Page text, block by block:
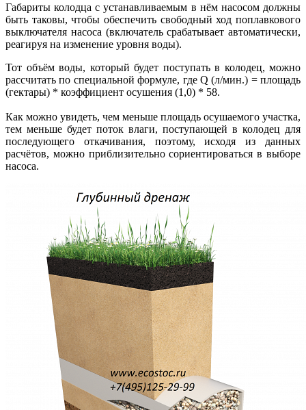
Габариты колодца с устанавливаемым в нём насосом должны
быть таковы, чтобы обеспечить свободный ход поплавкового
выключателя насоса (включатель срабатывает автоматически,
реагируя на изменение уровня воды).
Тот объём воды, который будет поступать в колодец, можно
рассчитать по специальной формуле, где Q (л/мин.) = площадь
(гектары) * коэффициент осушения (1,0) * 58.
Как можно увидеть, чем меньше площадь осушаемого участка,
тем меньше будет поток влаги, поступающей в колодец для
последующего откачивания, поэтому, исходя из данных
расчётов, можно приблизительно сориентироваться в выборе
насоса.